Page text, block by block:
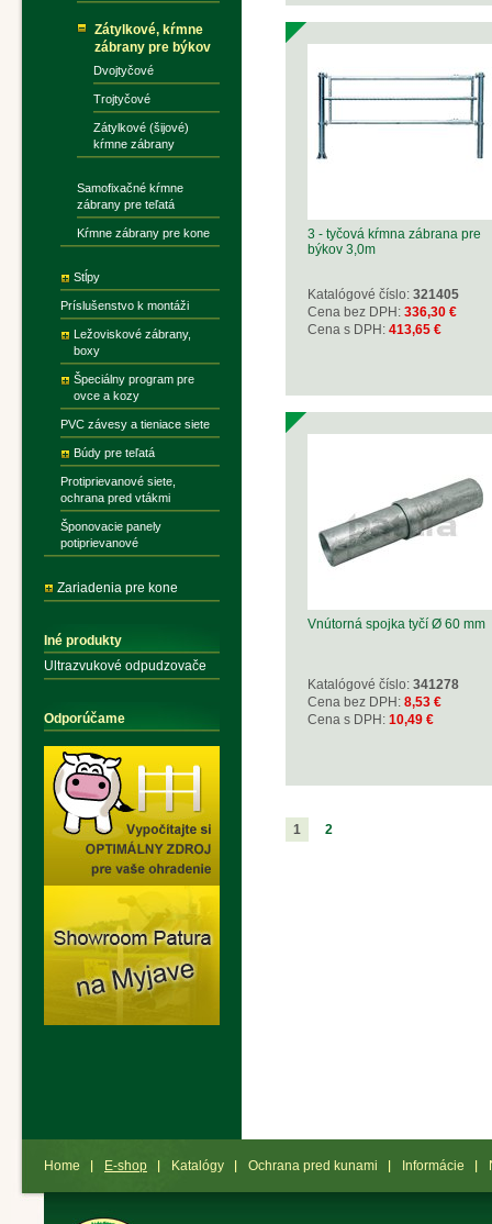
Zátylkové, kŕmne
zábrany pre býkov
Dvojtyčové
Trojtyčové
Zátylkové (šijové)
kŕmne zábrany
Samofixačné kŕmne
zábrany pre teľatá
Kŕmne zábrany pre kone
Stĺpy
Príslušenstvo k montáži
Ležoviskové zábrany,
boxy
Špeciálny program pre
ovce a kozy
PVC závesy a tieniace siete
Búdy pre teľatá
Protiprievanové siete,
ochrana pred vtákmi
Šponovacie panely
potiprievanové
Zariadenia pre kone
Iné produkty
Ultrazvukové odpudzovače
Odporúčame
3 - tyčová kŕmna zábrana pre
býkov 3,0m
Katalógové číslo: 321405
Cena bez DPH: 336,30 €
Cena s DPH: 413,65 €
Vnútorná spojka tyčí Ø 60 mm
Katalógové číslo: 341278
Cena bez DPH: 8,53 €
Cena s DPH: 10,49 €
1 2
Home E-shop Katalógy Ochrana pred kunami Informácie